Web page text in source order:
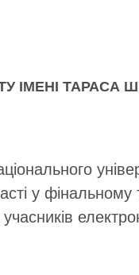
ІМЕНІ ТАРАСА
у фінальному